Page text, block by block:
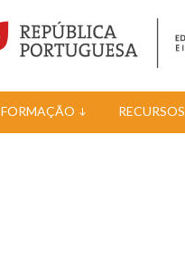
FORMAÇÃO RECURSOS